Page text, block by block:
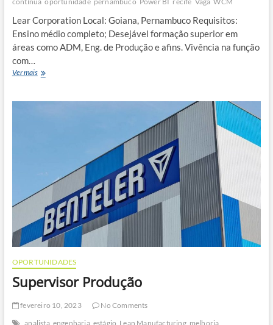
Lear Corporation Local: Goiana, Pernambuco Requisitos:
Ensino médio completo; Desejável formação superior em
áreas como ADM, Eng. de Produção e afins. Vivência na função
com…
Ver maisEncarregado
￼
OPORTUNIDADES
Supervisor Produção
fevereiro 10, 2023
No Comments
analista engenharia estágio Lean Manufacturing melhoria